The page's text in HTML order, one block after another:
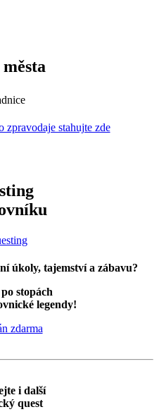
zpravodaje stahujte zde
úkoly, tajemství a zábavu?
stopách
legendy!
zdarma
i další
quest